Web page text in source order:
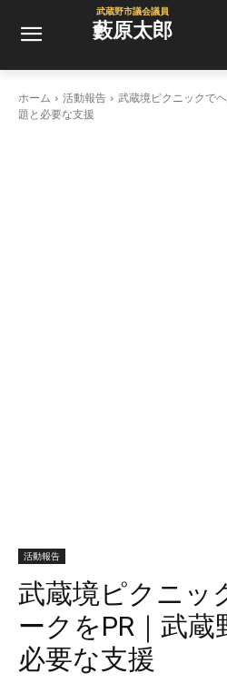
武蔵野市議会議員
藪原太郎
ホーム 活動報告
武蔵境ピクニックで
題と必要な支援
活動報告
武蔵境ピクニッ
ークをPR｜武蔵
必要な支援